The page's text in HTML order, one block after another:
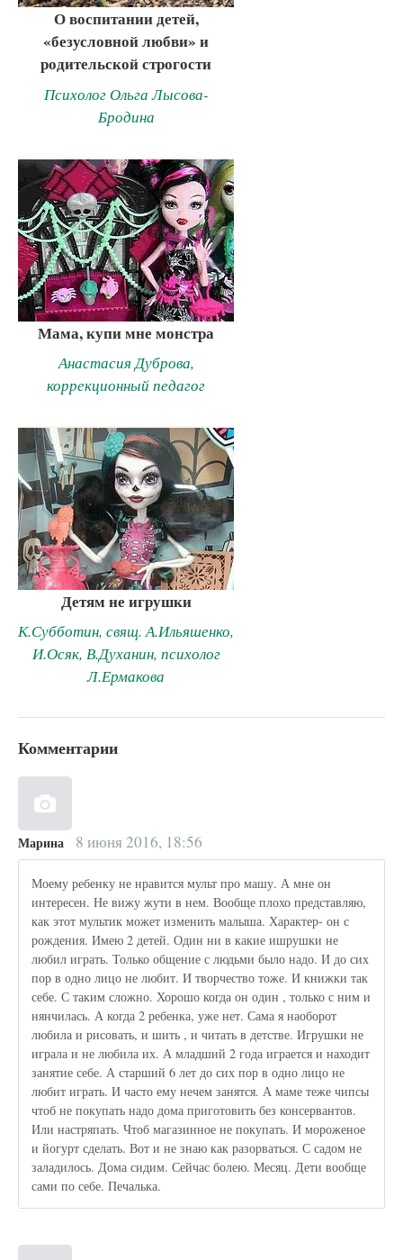
О воспитании детей,
«безусловной любви» и
родительской строгости
Психолог Ольга Лысова-
Бродина
Мама, купи мне монстра
Анастасия Дуброва,
коррекционный педагог
Детям не игрушки
К.Субботин, свящ. А.Ильяшенко,
И.Осяк, В.Духанин, психолог
Л.Ермакова
Комментарии
Марина 8 июня 2016, 18:56
Моему ребенку не нравится мульт про машу. А мне он
интересен. Не вижу жути в нем. Вообще плохо представляю,
как этот мультик может изменить малыша. Характер- он с
рождения. Имею 2 детей. Один ни в какие ишрушки не
любил играть. Только общение с людьми было надо. И до сих
пор в одно лицо не любит. И творчество тоже. И книжки так
себе. С таким сложно. Хорошо когда он один , только с ним и
нянчилась. А когда 2 ребенка, уже нет. Сама я наоборот
любила и рисовать, и шить , и читать в детстве. Игрушки не
играла и не любила их. А младший 2 года играется и находит
занятие себе. А старший 6 лет до сих пор в одно лицо не
любит играть. И часто ему нечем занятся. А маме теже чипсы
чтоб не покупать надо дома приготовить без консервантов.
Или настряпать. Чтоб магазинное не покупать. И мороженое
и йогурт сделать. Вот и не знаю как разорваться. С садом не
заладилось. Дома сидим. Сейчас болею. Месяц. Дети вообще
сами по себе. Печалька.